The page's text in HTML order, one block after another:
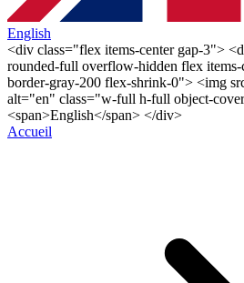
English
<div class="flex items-center gap-3">
rounded-full overflow-hidden flex
border-gray-200 flex-shrink-0"> <img
alt="en" class="w-full h-full object-
<span>English</span> </div>
Accueil